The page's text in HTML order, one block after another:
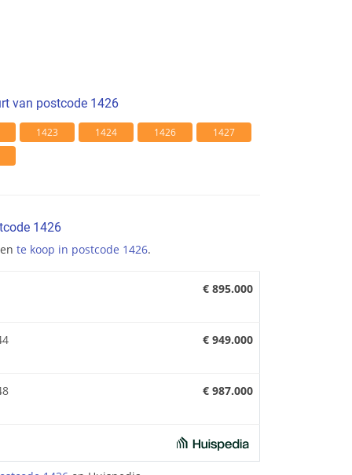
van postcode 1426
1423 1424 1426
1427
1426
te koop in postcode 1426.
€ 895.000
€ 949.000
€ 987.000